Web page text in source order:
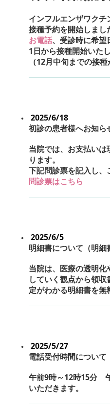
インフルエンザワク
接種予約を開始しまし
お電話、受診時に希望
1日から接種開始いたし
（12月中旬までの接
2025/6/18
初診の患者様へお知ら
当院では、お支払い
ります。
下記問診票を記入し、
問診票はこちら
2025/6/5
明細書について（明細
当院は、医療の透明
していく観点から領
定がわかる明細書を無
2025/5/27
電話受付時間について
午前9時～12時15分
いただきます。